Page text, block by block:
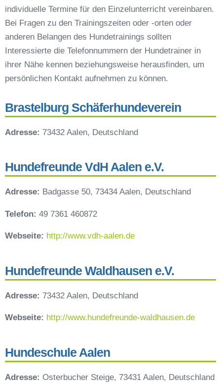
individuelle Termine für den Einzelunterricht vereinbaren.
Bei Fragen zu den Trainingszeiten oder -orten oder
anderen Belangen des Hundetrainings sollten
Interessierte die Telefonnummern der Hundetrainer in
ihrer Nähe kennen beziehungsweise herausfinden, um
persönlichen Kontakt aufnehmen zu können.
Brastelburg Schäferhundeverein
Adresse: 73432 Aalen, Deutschland
Hundefreunde VdH Aalen e.V.
Adresse: Badgasse 50, 73434 Aalen, Deutschland
Telefon: 49 7361 460872
Webseite: http://www.vdh-aalen.de
Hundefreunde Waldhausen e.V.
Adresse: 73432 Aalen, Deutschland
Webseite: http://www.hundefreunde-waldhausen.de
Hundeschule Aalen
Adresse: Osterbucher Steige, 73431 Aalen, Deutschland